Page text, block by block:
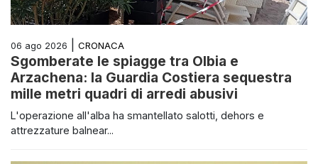
06 ago 2026 CRONACA
Sgomberate le spiagge tra Olbia e
Arzachena: la Guardia Costiera sequestra
mille metri quadri di arredi abusivi
L'operazione all'alba ha smantellato salotti, dehors e
attrezzature balnear...